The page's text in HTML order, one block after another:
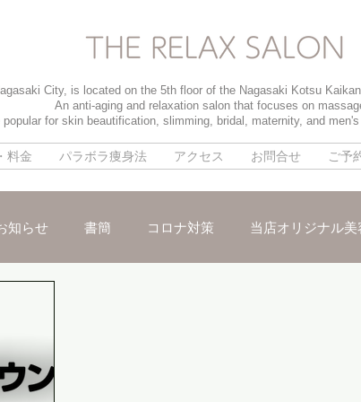
City, is located on the 5th floor of the Nagasaki Kotsu
An anti-aging and relaxation salon that focuses on
popular for skin beautification, slimming, bridal, maternity, and
料金 パラボラ痩身法 アクセス お問合せ ご予
知らせ 書簡 コロナ対策 当店オリジナル美